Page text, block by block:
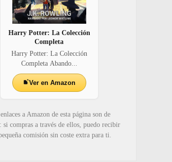
Harry Potter: La Colección
Completa
Harry Potter: La Colección
Completa Abando...
Ver en Amazon
a Amazon de esta página son de
si compras a través de ellos, puedo recibir
comisión sin coste extra para ti.